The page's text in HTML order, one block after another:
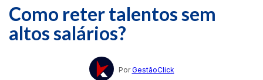
Como reter talentos sem
altos salários?
Por GestãoClick